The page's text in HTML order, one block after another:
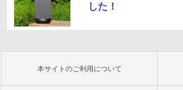
した！
本サイトのご利用について